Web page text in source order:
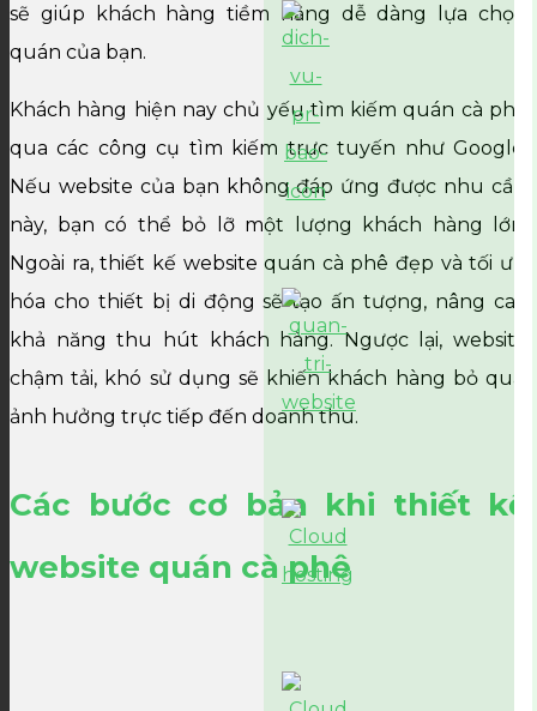
sẽ giúp khách hàng tiềm năng dễ dàng lựa chọn
quán của bạn.
Khách hàng hiện nay chủ yếu tìm kiếm quán cà phê
qua các công cụ tìm kiếm trực tuyến như Google.
Nếu website của bạn không đáp ứng được nhu cầu
này, bạn có thể bỏ lỡ một lượng khách hàng lớn.
Ngoài ra, thiết kế website quán cà phê đẹp và tối ưu
hóa cho thiết bị di động sẽ tạo ấn tượng, nâng cao
khả năng thu hút khách hàng. Ngược lại, website
chậm tải, khó sử dụng sẽ khiến khách hàng bỏ qua,
ảnh hưởng trực tiếp đến doanh thu.
Các bước cơ bản khi thiết kế
website quán cà phê